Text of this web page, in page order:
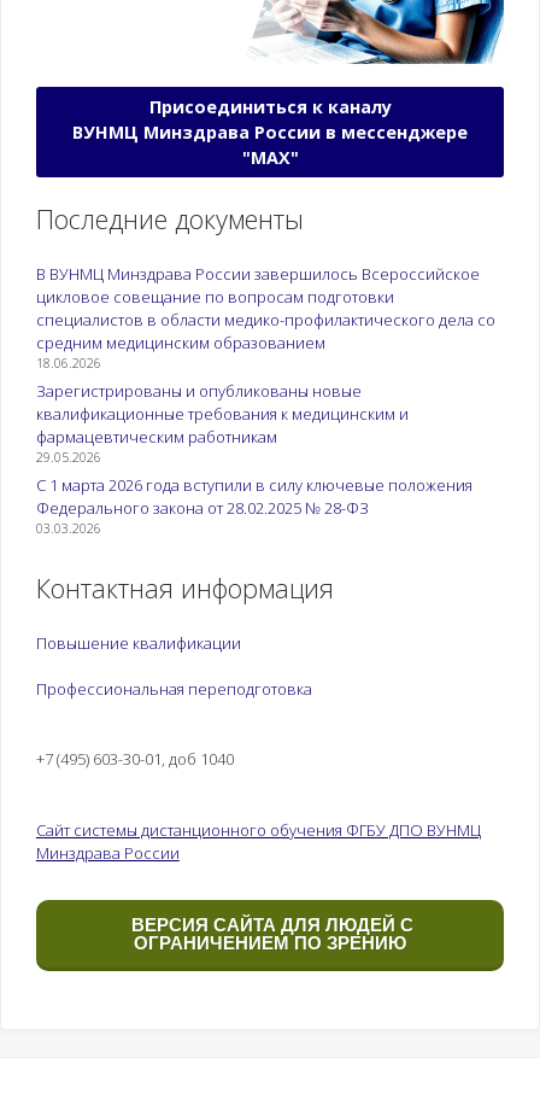
Присоединиться к каналу
ВУНМЦ Минздрава России в мессенджере
"МАХ"
Последние документы
В ВУНМЦ Минздрава России завершилось Всероссийское
цикловое совещание по вопросам подготовки
специалистов в области медико-профилактического дела со
средним медицинским образованием
18.06.2026
Зарегистрированы и опубликованы новые
квалификационные требования к медицинским и
фармацевтическим работникам
29.05.2026
С 1 марта 2026 года вступили в силу ключевые положения
Федерального закона от 28.02.2025 № 28-ФЗ
03.03.2026
Контактная информация
Повышение квалификации
Профессиональная переподготовка
+7 (495) 603-30-01, доб 1040
Сайт системы дистанционного обучения ФГБУ ДПО ВУНМЦ
Минздрава России
ВЕРСИЯ САЙТА ДЛЯ ЛЮДЕЙ С
ОГРАНИЧЕНИЕМ ПО ЗРЕНИЮ